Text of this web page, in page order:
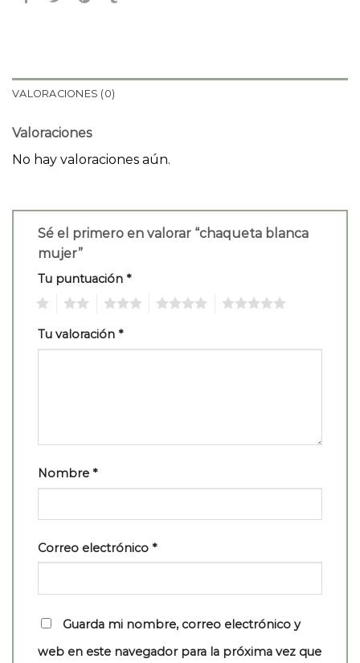
VALORACIONES (0)
Valoraciones
No hay valoraciones aún.
Sé el primero en valorar “chaqueta blanca
mujer”
Tu puntuación *
Tu valoración *
Nombre *
Correo electrónico *
Guarda mi nombre, correo electrónico y
web en este navegador para la próxima vez que